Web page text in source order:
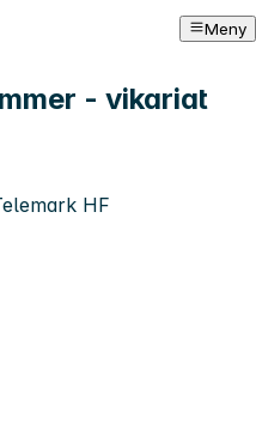
Meny
- vikariat
HF